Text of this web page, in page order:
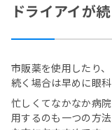
ドライアイが
市販薬を使用したり
続く場合は早めに眼科
忙しくてなかなか病
用するのも一つの方